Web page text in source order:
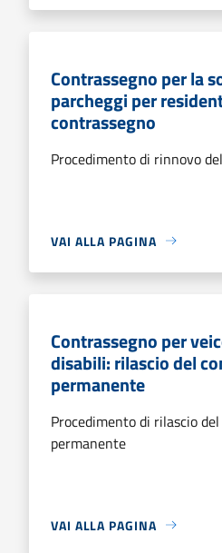
Contrassegno per la
parcheggi per
contrassegno
Procedimento di rinnovo
VAI ALLA PAGINA
Contrassegno per
disabili: rilascio del
permanente
Procedimento di rilascio
permanente
VAI ALLA PAGINA